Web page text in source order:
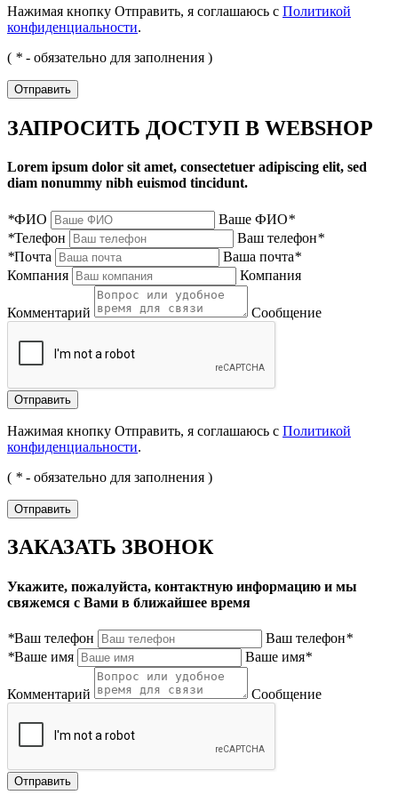
Нажимая кнопку Отправить, я соглашаюсь с Политикой
конфиденциальности.
( * - обязательно для заполнения )
Отправить
ЗАПРОСИТЬ ДОСТУП В WEBSHOP
Lorem ipsum dolor sit amet, consectetuer adipiscing elit, sed
diam nonummy nibh euismod tincidunt.
*ФИО Ваше ФИО*
*Телефон Ваш телефон*
*Почта Ваша почта*
Компания
Компания
Комментарий Сообщение
Нажимая кнопку Отправить, я соглашаюсь с Политикой
конфиденциальности.
( * - обязательно для заполнения )
ЗАКАЗАТЬ ЗВОНОК
Укажите, пожалуйста, контактную информацию и мы
свяжемся с Вами в ближайшее время
*Ваш телефон Ваш телефон*
*Ваше имя Ваше имя*
Комментарий Сообщение